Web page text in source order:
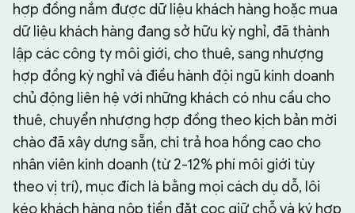
hợp đồng nắm được dữ liệu khách hàng hoặc mua
dữ liệu khách hàng đang sở hữu kỳ nghỉ, đã thành
lập các công ty môi giới, cho thuê, sang nhượng
hợp đồng kỳ nghỉ và điều hành đội ngũ kinh doanh
chủ động liên hệ với những khách có nhu cầu cho
thuê, chuyển nhượng hợp đồng theo kịch bản mời
chào đã xây dựng sẵn, chi trả hoa hồng cao cho
nhân viên kinh doanh (từ 2-12% phí môi giới tùy
theo vị trí), mục đích là bằng mọi cách dụ dỗ, lôi
kéo khách hàng nộp tiền đặt cọc giữ chỗ và ký hợp